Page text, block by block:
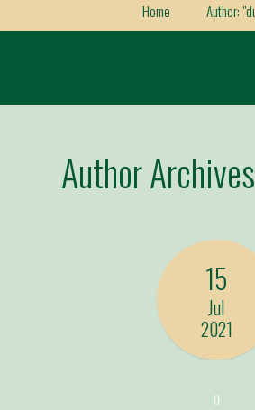
Home
Author:
Author
15
Jul
2021
0